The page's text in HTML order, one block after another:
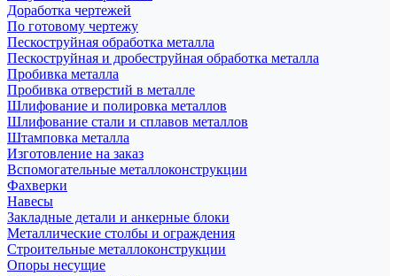
Доработка чертежей
По готовому чертежу
Пескоструйная обработка металла
Пескоструйная и дробеструйная обработка металла
Пробивка металла
Пробивка отверстий в металле
Шлифование и полировка металлов
Шлифование стали и сплавов металлов
Штамповка металла
Изготовление на заказ
Вспомогательные металлоконструкции
Фахверки
Навесы
Закладные детали и анкерные блоки
Металлические столбы и ограждения
Строительные металлоконструкции
Опоры несущие